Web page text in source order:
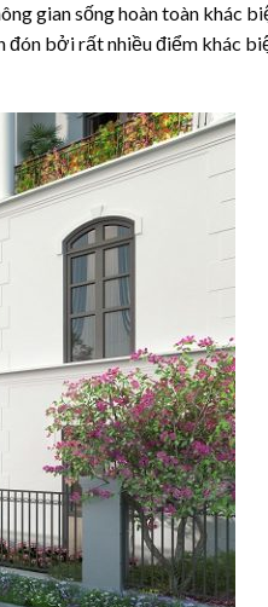
gian sống hoàn toàn khác
đón bởi rất nhiều điểm khác